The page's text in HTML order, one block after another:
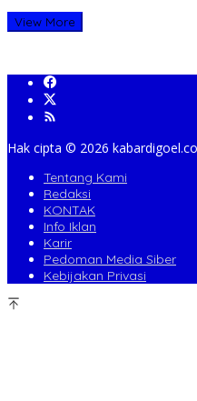
View More
Hak cipta ©️ 2026
Tentang Kami
Redaksi
KONTAK
Info Iklan
Karir
Pedoman Media Siber
Kebijakan Privasi